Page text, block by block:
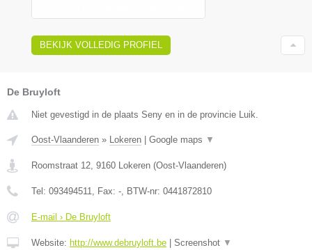
BEKIJK VOLLEDIG PROFIEL
De Bruyloft
Niet gevestigd in de plaats Seny en in de provincie Luik.
Oost-Vlaanderen » Lokeren Google maps ▼
Roomstraat 12, 9160 Lokeren (Oost-Vlaanderen)
Tel: 093494511, Fax: -, BTW-nr: 0441872810
E-mail › De Bruyloft
Website: http://www.debruyloft.be Screenshot ▼